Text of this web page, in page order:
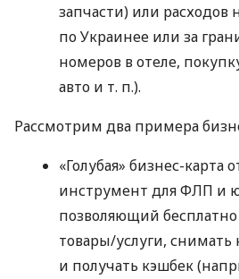
запчасти) или расходов
по Украинее или за
номеров в отеле,
авто и т. п.).
Рассмотрим два примера
«Голубая» бизнес-карта
инструмент для ФЛП и
позволяющий бесплатно
товары/услуги,
и получать кэшбек